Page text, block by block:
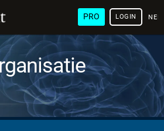
PRO LOGIN